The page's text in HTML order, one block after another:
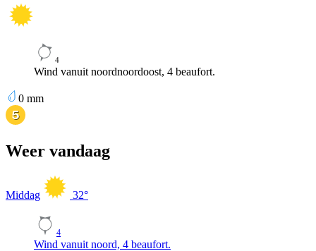
4
Wind vanuit noordnoordoost, 4 beaufort.
0 mm
Weer vandaag
Middag 32°
4
Wind vanuit noord, 4 beaufort.